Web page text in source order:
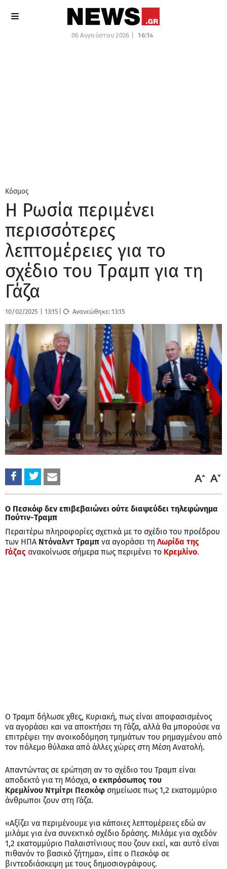
06 Αυγούστου 2026 | 16:14
Κόσμος
Η Ρωσία περιμένει
περισσότερες
λεπτομέρειες για το
σχέδιο του Τραμπ για τη
Γάζα
10/02/2025 13:15 Ανανεώθηκε:13:15
Ο Πεσκόφ δεν επιβεβαιώνει ούτε διαψεύδει τηλεφώνημα
Πούτιν-Τραμπ
Περαιτέρω πληροφορίες σχετικά με το σχέδιο του προέδρου
των ΗΠΑ Ντόναλντ Τραμπ να αγοράσει τη Λωρίδα της
Γάζας ανακοίνωσε σήμερα πως περιμένει το Κρεμλίνο.
Ο Τραμπ δήλωσε χθες, Κυριακή, πως είναι αποφασισμένος
να αγοράσει και να αποκτήσει τη Γάζα, αλλά θα μπορούσε να
επιτρέψει την ανοικοδόμηση τμημάτων του ρημαγμένου από
τον πόλεμο θύλακα από άλλες χώρες στη Μέση Ανατολή.
Απαντώντας σε ερώτηση αν το σχέδιο του Τραμπ είναι
αποδεκτό για τη Μόσχα, ο εκπρόσωπος του
Κρεμλίνου Ντμίτρι Πεσκόφ σημείωσε πως 1,2 εκατομμύριο
άνθρωποι ζουν στη Γάζα.
«Αξίζει να περιμένουμε για κάποιες λεπτομέρειες εδώ αν
μιλάμε για ένα συνεκτικό σχέδιο δράσης. Μιλάμε για σχεδόν
1,2 εκατομμύριο Παλαιστίνιους που ζουν εκεί, και αυτό είναι
πιθανόν το βασικό ζήτημα», είπε ο Πεσκόφ σε
βιντεοδιάσκεψη με τους δημοσιογράφους.